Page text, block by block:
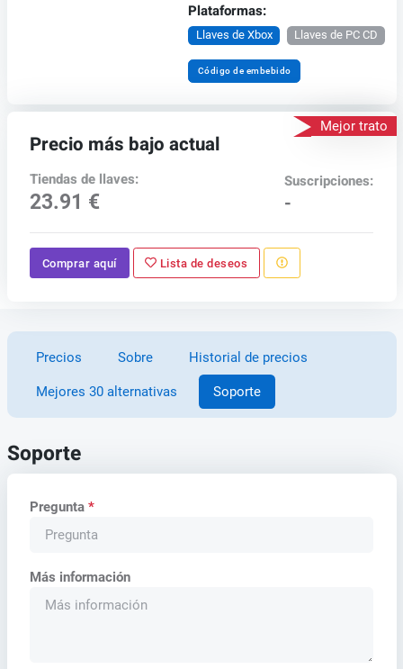
Plataformas:
Llaves de Xbox Llaves de PC CD
Código de embebido
Mejor trato
Precio más bajo actual
Tiendas de llaves:
23.91 €
Suscripciones:
-
Comprar aquí Lista de deseos
Precios Sobre Historial de precios
Mejores 30 alternativas Soporte
Soporte
Pregunta*
Más información